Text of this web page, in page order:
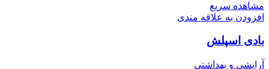
مشاهده سریع
افزودن به علاقه مندی
بادی اسپلش
آرایشی و بهداشتی